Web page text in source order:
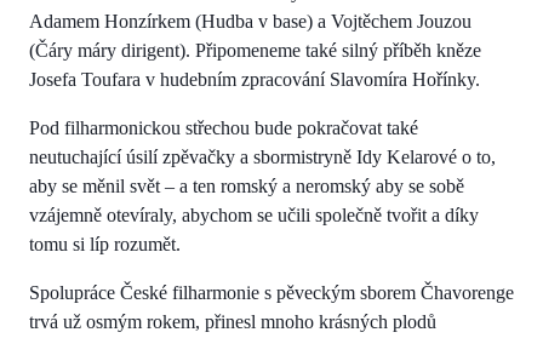
Adamem Honzírkem (Hudba v base) a Vojtěchem Jouzou
(Čáry máry dirigent). Připomeneme také silný příběh kněze
Josefa Toufara v hudebním zpracování Slavomíra Hořínky.
Pod filharmonickou střechou bude pokračovat také
neutuchající úsilí zpěvačky a sbormistryně Idy Kelarové o to,
aby se měnil svět – a ten romský a neromský aby se sobě
vzájemně otevíraly, abychom se učili společně tvořit a díky
tomu si líp rozumět.
Spolupráce České filharmonie s pěveckým sborem Čhavorenge
trvá už osmým rokem, přinesl mnoho krásných plodů